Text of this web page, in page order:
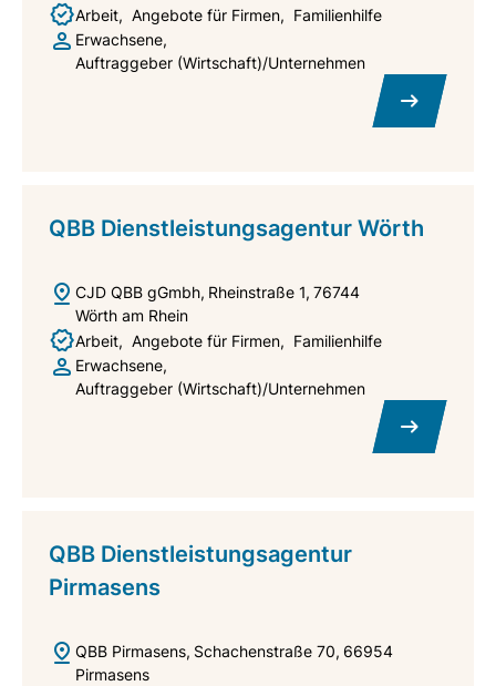
Arbeit Angebote für Firmen
Familienhilfe
Erwachsene
Auftraggeber (Wirtschaft)/Unternehmen
QBB Dienstleistungsagentur Wörth
CJD QBB gGmbh Rheinstraße 1 76744
Wörth am Rhein
Arbeit
Angebote für Firmen
Familienhilfe
Erwachsene
Auftraggeber (Wirtschaft)/Unternehmen
QBB Dienstleistungsagentur
Pirmasens
QBB Pirmasens Schachenstraße 70 66954
Pirmasens